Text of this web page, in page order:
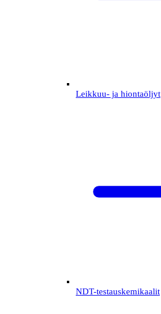
Leikkuu- ja hiontaöljyt
NDT-testauskemikaalit